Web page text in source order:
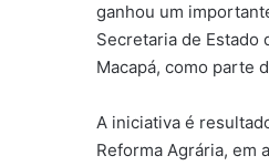
ganhou um
Secretaria de Estado
Macapá, como parte
A iniciativa é
Reforma Agrária, em